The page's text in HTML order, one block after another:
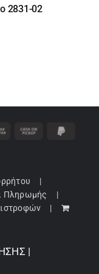
2831-02
Πληρωμής
|